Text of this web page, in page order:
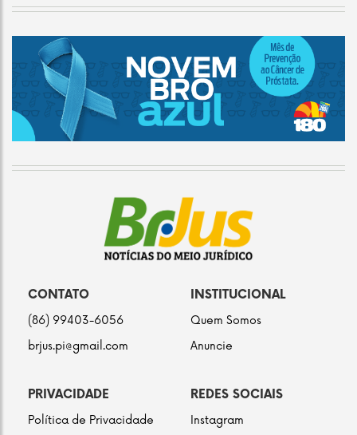
CONTATO
(86) 99403-6056
brjus.pi@gmail.com
INSTITUCIONAL
Quem Somos
Anuncie
PRIVACIDADE
Política de Privacidade
REDES SOCIAIS
Instagram